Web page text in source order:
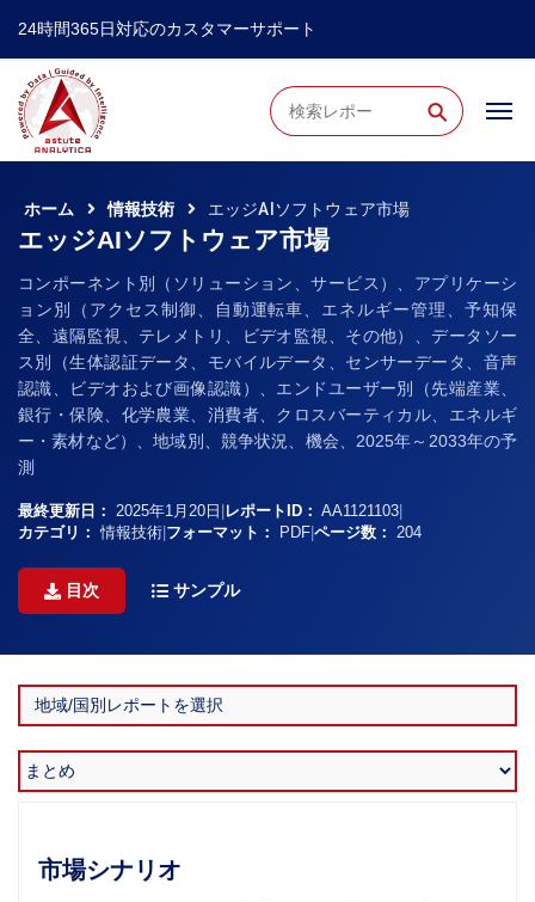
24時間365日対応のカスタマーサポート
⚲
ホーム 情報技術 エッジAIソフトウェア市場
エッジAIソフトウェア市場
コンポーネント別（ソリューション、サービス）、アプリケーシ
ョン別（アクセス制御、自動運転車、エネルギー管理、予知保
全、遠隔監視、テレメトリ、ビデオ監視、その他）、データソー
ス別（生体認証データ、モバイルデータ、センサーデータ、音声
認識、ビデオおよび画像認識）、エンドユーザー別（先端産業、
銀行・保険、化学農業、消費者、クロスバーティカル、エネルギ
ー・素材など）、地域別、競争状況、機会、2025年～2033年の予
測
最終更新日： 2025年1月20日 レポートID： AA1121103
カテゴリ： 情報技術 フォーマット： PDF ページ数： 204
目次 サンプル
市場シナリオ